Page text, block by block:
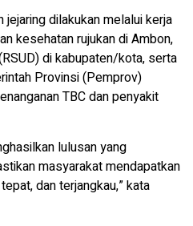
jejaring dilakukan melalui kerja
kesehatan rujukan di Ambon,
di kabupaten/kota, serta
Provinsi (Pemprov)
TBC dan penyakit
lulusan yang
masyarakat mendapatkan
dan terjangkau,” kata